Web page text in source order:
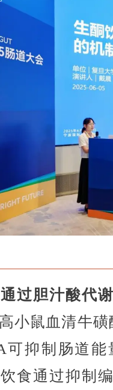
过胆汁酸代
小鼠血清牛
可抑制肠道
饮食通过抑制